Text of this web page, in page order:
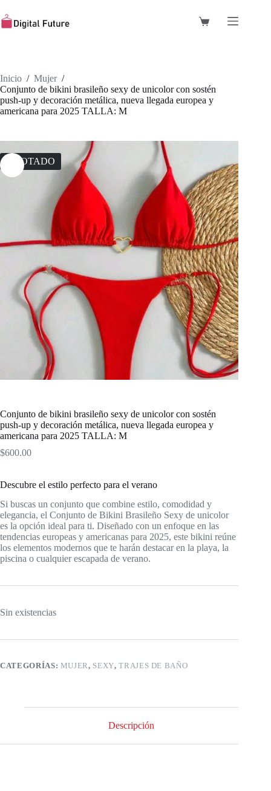
al
contenido
Carro
Inicio / Mujer /
Conjunto de bikini brasileño sexy de unicolor con sostén
push-up y decoración metálica, nueva llegada europea y
americana para 2025 TALLA: M
AGOTADO
Conjunto de bikini brasileño sexy de unicolor con sostén
push-up y decoración metálica, nueva llegada europea y
americana para 2025 TALLA: M
$600.00
Descubre el estilo perfecto para el verano
Si buscas un conjunto que combine estilo, comodidad y
elegancia, el Conjunto de Bikini Brasileño Sexy de unicolor
es la opción ideal para ti. Diseñado con un enfoque en las
tendencias europeas y americanas para 2025, este bikini reúne
los elementos modernos que te harán destacar en la playa, la
piscina o cualquier escapada de verano.
Sin existencias
CATEGORÍAS: MUJER, SEXY,TRAJES DE BAÑO
Descripción